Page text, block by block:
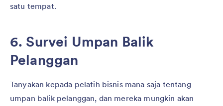
satu tempat.
6. Survei Umpan Balik
Pelanggan
Tanyakan kepada pelatih bisnis mana saja tentang
umpan balik pelanggan, dan mereka mungkin akan